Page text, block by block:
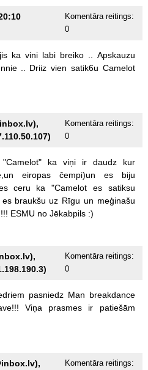
Komentāra reitings:
0
ka vini labi breiko
Apskauzu
Driiz vien satik6u Camelot
inbox.lv),
Komentāra reitings:
0
"Camelot" ka viņi ir daudz
kur
eiropas čempi)un es
biju
ceru ka "Camelot es
satiksu
es braukšu uz Rīgu un meģinašu
ESMU no Jēkabpils :)
Komentāra reitings:
0
pasniedz Man breakdance
Viņa prasmes ir
patiešām
inbox.lv),
Komentāra reitings: